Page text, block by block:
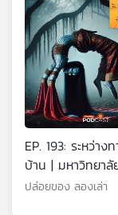
EP. 193: ระหว่าง
บ้าน | มหาวิทยาลั
ภูเก็ต
ปล่อยของ ลองเล่า